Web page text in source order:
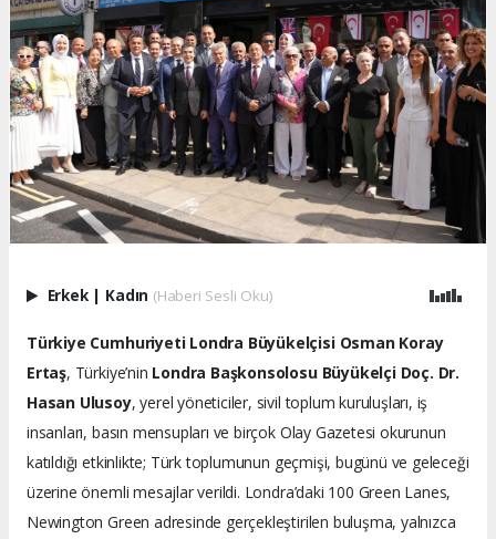
Erkek | Kadın (Haberi Sesli Oku)
Türkiye Cumhuriyeti Londra Büyükelçisi Osman Koray
Ertaş, Türkiye’nin Londra Başkonsolosu Büyükelçi Doç. Dr.
Hasan Ulusoy, yerel yöneticiler, sivil toplum kuruluşları, iş
insanları, basın mensupları ve birçok Olay Gazetesi okurunun
katıldığı etkinlikte; Türk toplumunun geçmişi, bugünü ve geleceği
üzerine önemli mesajlar verildi. Londra’daki 100 Green Lanes,
Newington Green adresinde gerçekleştirilen buluşma, yalnızca